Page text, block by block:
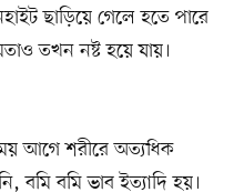
ছাড়িয়ে গেলে হতে পারে
তখন নষ্ট হয়ে যায়।
আগে শরীরে অত্যধিক
বমি বমি ভাব ইত্যাদি হয়।